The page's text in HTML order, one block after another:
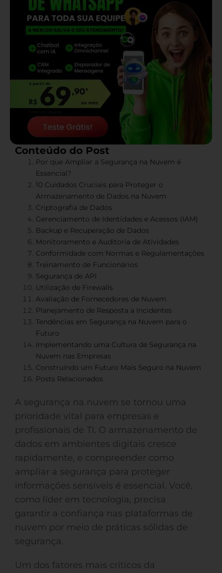
Conteúdo do Post
Por que Ampliar a Segurança na Nuvem é
Essencial?
10 Cuidados Cruciais para Proteger o
Armazenamento de Dados na Nuvem
Criptografia de Dados
Gerenciamento de Identidades e Acessos (IAM)
Backup e Recuperação de Dados
Monitoramento e Auditoria de Atividades
Conformidade com Normas e Regulamentações
Treinamento de Funcionários
Segurança de API
Utilização de Firewalls
Avaliação de Fornecedores de Nuvem
Planejamento de Resposta a Incidentes
Tendências em Segurança na Nuvem para o
Futuro
Implementando uma Cultura de Segurança na
Nuvem nas Empresas
Construindo um Futuro Mais Seguro na Nuvem
Posts Relacionados
A segurança na nuvem se tornou uma
prioridade vital para empresas e
profissionais de TI. O armazenamento de
dados em ambientes digitais cresce
rapidamente, e compreender como
ampliar a segurança para proteger
informações sensíveis é essencial. Você,
como líder em tecnologia, precisa
garantir a confiança nas plataformas de
nuvem por meio de práticas sólidas de
segurança.
Um dos fatores mais críticos da